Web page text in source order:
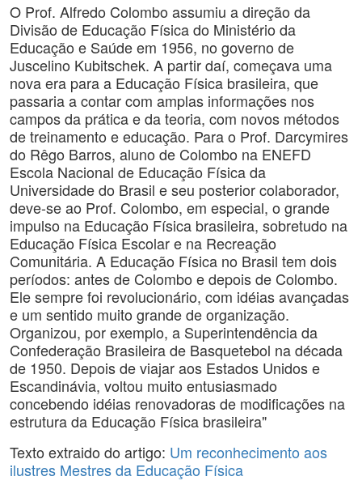
O Prof. Alfredo Colombo assumiu a direção da
Divisão de Educação Física do Ministério da
Educação e Saúde em 1956, no governo de
Juscelino Kubitschek. A partir daí, começava uma
nova era para a Educação Física brasileira, que
passaria a contar com amplas informações nos
campos da prática e da teoria, com novos métodos
de treinamento e educação. Para o Prof. Darcymires
do Rêgo Barros, aluno de Colombo na ENEFD
Escola Nacional de Educação Física da
Universidade do Brasil e seu posterior colaborador,
deve-se ao Prof. Colombo, em especial, o grande
impulso na Educação Física brasileira, sobretudo na
Educação Física Escolar e na Recreação
Comunitária. A Educação Física no Brasil tem dois
períodos: antes de Colombo e depois de Colombo.
Ele sempre foi revolucionário, com idéias avançadas
e um sentido muito grande de organização.
Organizou, por exemplo, a Superintendência da
Confederação Brasileira de Basquetebol na década
de 1950. Depois de viajar aos Estados Unidos e
Escandinávia, voltou muito entusiasmado
concebendo idéias renovadoras de modificações na
estrutura da Educação Física brasileira"
Texto extraido do artigo: Um reconhecimento aos
ilustres Mestres da Educação Física